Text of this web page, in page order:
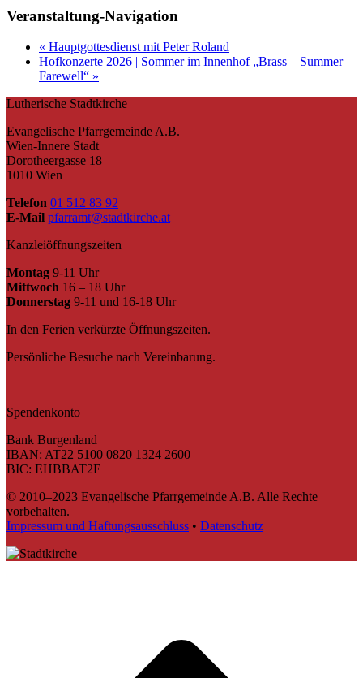
Veranstaltung-Navigation
« Hauptgottesdienst mit Peter Roland
Hofkonzerte 2026 | Sommer im Innenhof „Brass – Summer –
Farewell“ »
Lutherische Stadtkirche
Evangelische Pfarrgemeinde A.B.
Wien-Innere Stadt
Dorotheergasse 18
1010 Wien
Telefon 01 512 83 92
E-Mail pfarramt@stadtkirche.at
Kanzleiöffnungszeiten
Montag 9-11 Uhr
Mittwoch 16 – 18 Uhr
Donnerstag 9-11 und 16-18 Uhr
In den Ferien verkürzte Öffnungszeiten.
Persönliche Besuche nach Vereinbarung.
Spendenkonto
Bank Burgenland
IBAN: AT22 5100 0820 1324 2600
BIC: EHBBAT2E
© 2010–2023 Evangelische Pfarrgemeinde A.B. Alle Rechte
vorbehalten.
Impressum und Haftungsausschluss • Datenschutz